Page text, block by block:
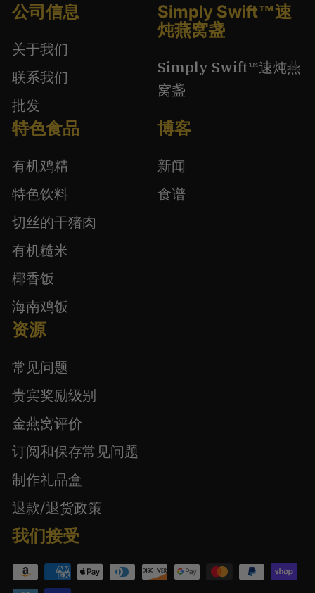
公司信息
关于我们
联系我们
批发
Simply Swift™速
炖燕窝盏
Simply Swift™速炖燕
窝盏
特色食品
有机鸡精
特色饮料
切丝的干猪肉
有机糙米
椰香饭
海南鸡饭
博客
新闻
食谱
资源
常见问题
贵宾奖励级别
金燕窝评价
订阅和保存常见问题
制作礼品盒
退款/退货政策
我们接受